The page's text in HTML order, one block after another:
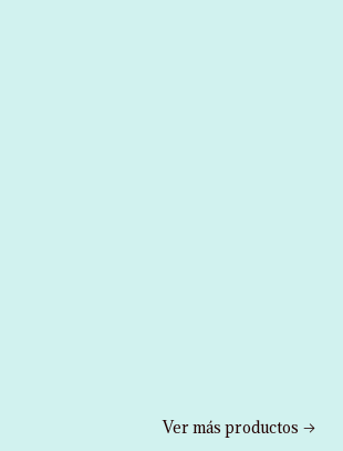
Ver más productos